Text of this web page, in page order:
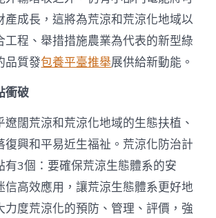
產成長，這將為荒涼和荒涼化地域以
工程、舉措措施農業為代表的新型綠
品質發包養平臺推舉展供給新動能。
衝破
遼闊荒涼和荒涼化地域的生態扶植、
復興和平易近生福祉。荒涼化防治計
有3個：要確保荒涼生態體系的安
信高效應用，讓荒涼生態體系更好地
力度荒涼化的預防、管理、評價，強